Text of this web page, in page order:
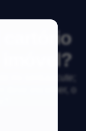
cartório
ser&aacute;
deve escolher, o